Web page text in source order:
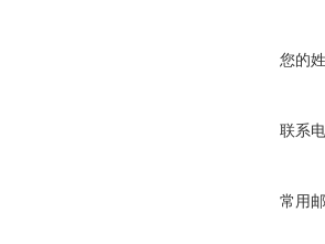
您的
联系
常用